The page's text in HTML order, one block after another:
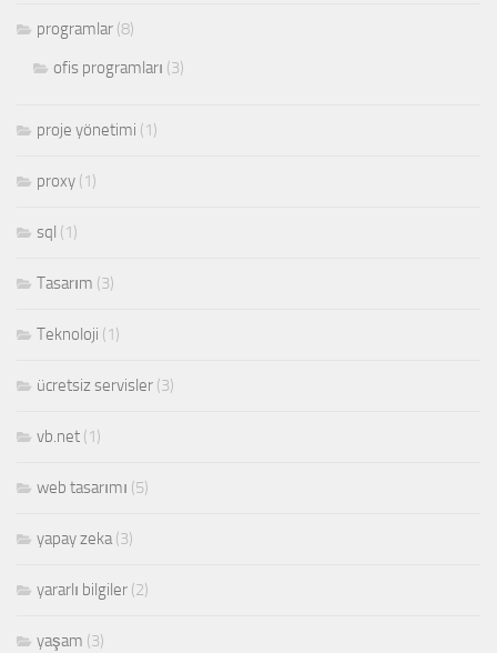
programlar (8)
ofis programları (3)
proje yönetimi (1)
proxy (1)
sql (1)
Tasarım (3)
Teknoloji (1)
ücretsiz servisler (3)
vb.net (1)
web tasarımı (5)
yapay zeka(3)
yararlı bilgiler (2)
yaşam (3)